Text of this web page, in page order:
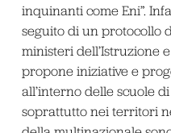
inquinanti come Eni”.
seguito di un protocollo
ministeri dell’Istruzione
propone iniziative e
all’interno delle scuole
soprattutto nei territori